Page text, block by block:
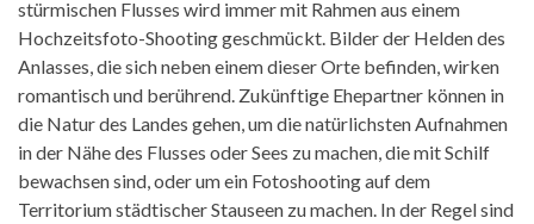
stürmischen Flusses wird immer mit Rahmen aus einem
Hochzeitsfoto-Shooting geschmückt. Bilder der Helden des
Anlasses, die sich neben einem dieser Orte befinden, wirken
romantisch und berührend. Zukünftige Ehepartner können in
die Natur des Landes gehen, um die natürlichsten Aufnahmen
in der Nähe des Flusses oder Sees zu machen, die mit Schilf
bewachsen sind, oder um ein Fotoshooting auf dem
Territorium städtischer Stauseen zu machen. In der Regel sind